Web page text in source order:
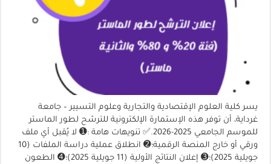
يسر كلية العلوم الإقتصادية والتجارية وعلوم التسيير – جامعة
غرداية، أن توفر هذه الإستمارة الإلكترونية للترشح لطور الماستر
للموسم الجامعي 2025-2026.✅️ تنويهات هامة :➊ لا يُقبل أي ملف
ورقي أو خارج المنصة الرقمية؛➋ انطلاق عملية دراسة الملفات (10
جويلية 2025)؛➌ إعلان النتائج الأولية (11 جويلية 2025)؛➍ الطعون